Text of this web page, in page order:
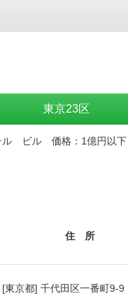
東京23区
ル ビル 価格： 1億円以下
住 所
[東京都] 千代田区一番町9-9